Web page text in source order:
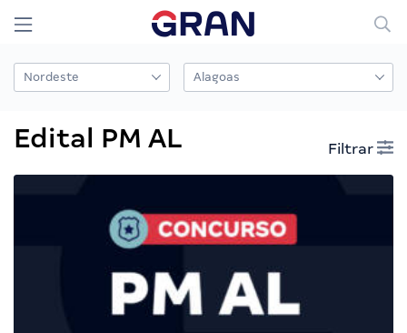
Edital PM AL Filtrar